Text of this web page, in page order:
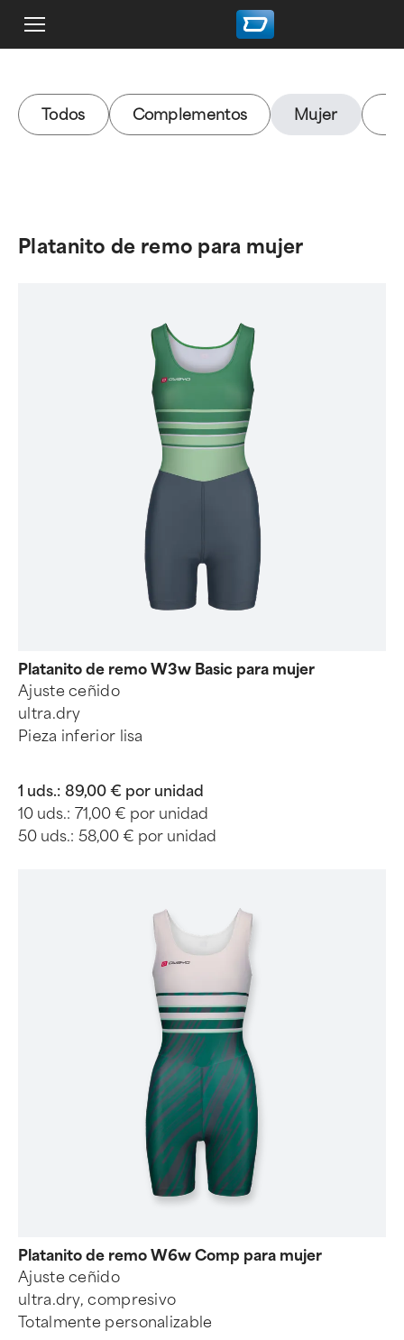
Todos Complementos Mujer
Platanito de remo para mujer
Platanito de remo W3w Basic para mujer
Ajuste ceñido
ultra.dry
Pieza inferior lisa
1 uds.: 89,00 € por unidad
10 uds.: 71,00 € por unidad
50 uds.: 58,00 € por unidad
Platanito de remo W6w Comp para mujer
Ajuste ceñido
ultra.dry, compresivo
Totalmente personalizable